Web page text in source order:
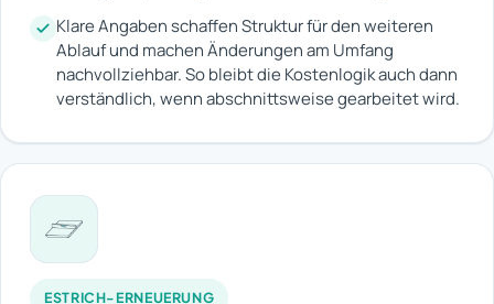
Klare Angaben schaffen Struktur für den weiteren
Ablauf und machen Änderungen am Umfang
nachvollziehbar. So bleibt die Kostenlogik auch dann
verständlich, wenn abschnittsweise gearbeitet wird.
ESTRICH-ERNEUERUNG